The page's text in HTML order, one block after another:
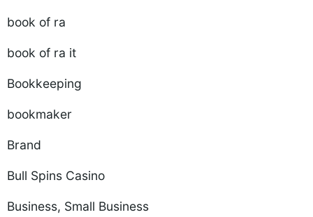
book of ra
book of ra it
Bookkeeping
bookmaker
Brand
Bull Spins Casino
Business, Small Business